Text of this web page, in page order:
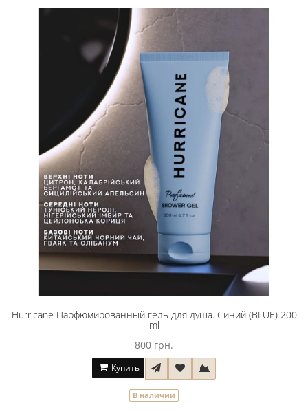
Hurricane Парфюмированный гель для душа. Синий (BLUE) 200
ml
800 грн.
Купить
В наличии